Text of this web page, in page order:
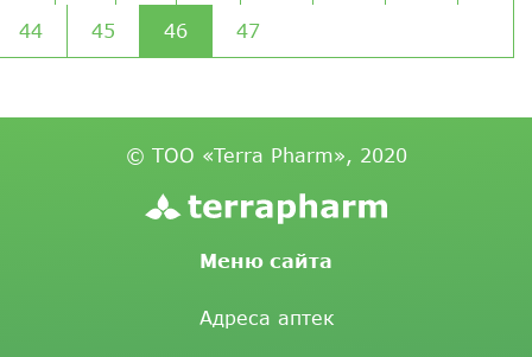
44 45 46 47
© ТОО «Terra Pharm», 2020
Меню сайта
Адреса аптек